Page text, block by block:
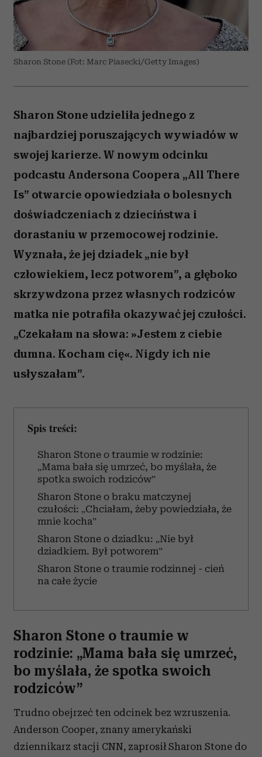
Sharon Stone (Fot: Marc Piasecki/Getty Images)
Sharon Stone udzieliła jednego z
najbardziej poruszających wywiadów w
swojej karierze. W nowym odcinku
podcastu Andersona Coopera „All There
Is” otwarcie opowiedziała o bolesnych
doświadczeniach z dzieciństwa i
dorastaniu w przemocowej rodzinie.
Wyznała, że jej dziadek „nie był
człowiekiem, lecz potworem”, a głęboko
skrzywdzona przez własnych rodziców
matka nie potrafiła okazywać jej czułości.
„Czekałam na słowa: »Jestem z ciebie
dumna. Kocham cię«. Nigdy ich nie
usłyszałam”.
Spis treści:
Sharon Stone o traumie w rodzinie:
„Mama bała się umrzeć, bo myślała, że
spotka swoich rodziców”
Sharon Stone o braku matczynej
czułości: „Chciałam, żeby powiedziała, że
mnie kocha”
Sharon Stone o dziadku: „Nie był
dziadkiem. Był potworem”
Sharon Stone o traumie rodzinnej - cień
na całe życie
Sharon Stone o traumie w
rodzinie: „Mama bała się umrzeć,
bo myślała, że spotka swoich
rodziców”
Trudno obejrzeć ten odcinek bez wzruszenia.
Anderson Cooper, znany amerykański
dziennikarz stacji CNN, zaprosił Sharon Stone do